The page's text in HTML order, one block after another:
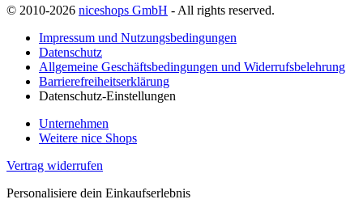
© 2010-2026 niceshops GmbH - All rights reserved.
Impressum und Nutzungsbedingungen
Datenschutz
Allgemeine Geschäftsbedingungen und Widerrufsbelehrung
Barrierefreiheitserklärung
Datenschutz-Einstellungen
Unternehmen
Weitere nice Shops
Vertrag widerrufen
Personalisiere dein Einkaufserlebnis